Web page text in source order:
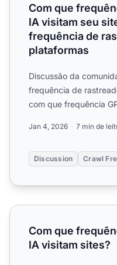
Com que
IA visitam seu
frequência de
plataformas
Discussão da
frequência de
com que frequência
Jan 4, 2026 7 min de
Discussion Crawl
Com que frequência os
Com que
IA visitam sites?